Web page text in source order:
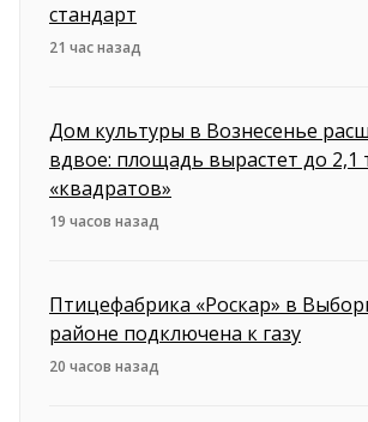
стандарт
21 час назад
Дом культуры в Вознесенье
вдвое: площадь вырастет до 2,1
«квадратов»
19 часов назад
Птицефабрика «Роскар» в
районе подключена к газу
20 часов назад